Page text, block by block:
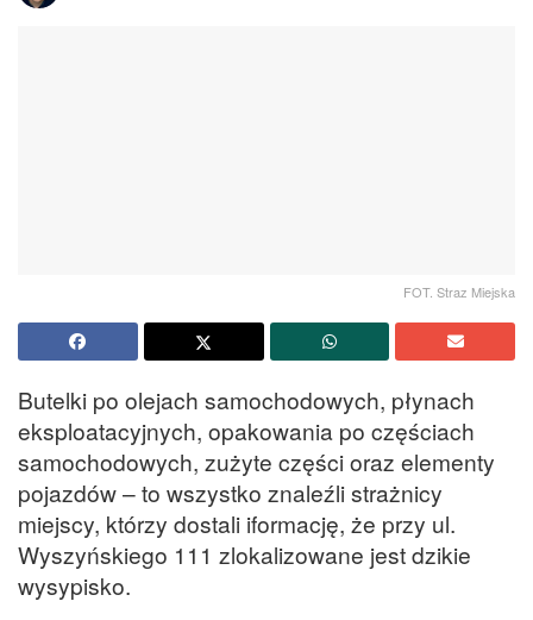
FOT. Straz Miejska
Butelki po olejach samochodowych, płynach
eksploatacyjnych, opakowania po częściach
samochodowych, zużyte części oraz elementy
pojazdów – to wszystko znaleźli strażnicy
miejscy, którzy dostali iformację, że przy ul.
Wyszyńskiego 111 zlokalizowane jest dzikie
wysypisko.